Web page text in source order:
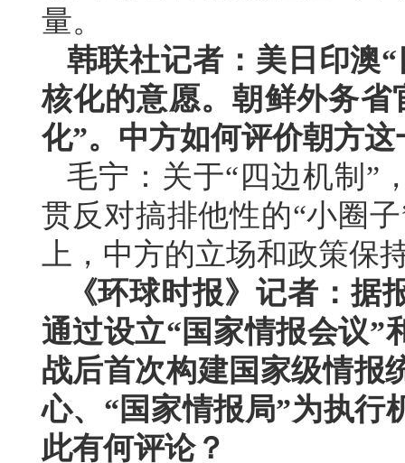
量。
韩联社记者：美日印澳
核化的意愿。朝鲜外务
化”。中方如何评价朝方这
毛宁：关于“四边机制”
贯反对搞排他性的“小圈
上，中方的立场和政策保
《环球时报》记者：
通过设立“国家情报会议”
战后首次构建国家级情报
心、“国家情报局”为执行
此有何评论？